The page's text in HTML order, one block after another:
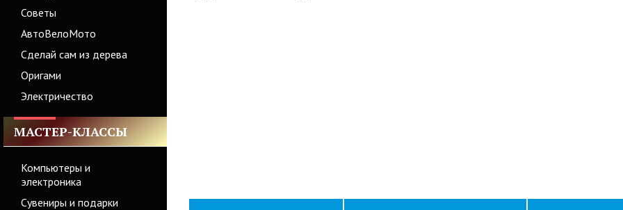
Советы
АвтоВелоМото
Сделай сам из дерева
Оригами
Электричество
МАСТЕР-КЛАССЫ
Компьютеры и
электроника
Сувениры и подарки